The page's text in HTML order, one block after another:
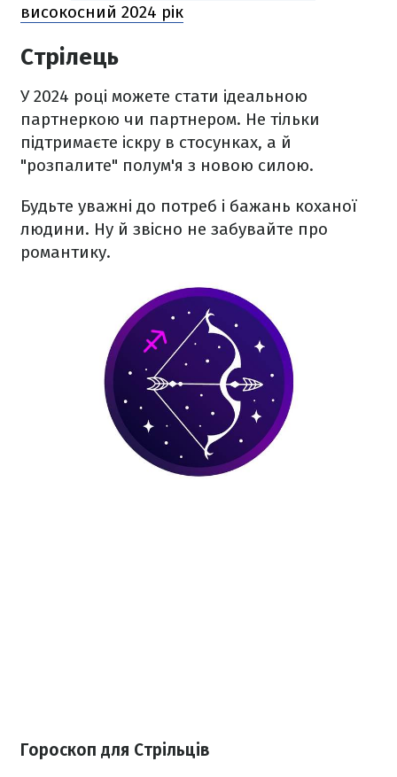
високосний 2024 рік
Стрілець
У 2024 році можете стати ідеальною
партнеркою чи партнером. Не тільки
підтримаєте іскру в стосунках, а й
"розпалите" полум'я з новою силою.
Будьте уважні до потреб і бажань коханої
людини. Ну й звісно не забувайте про
романтику.
Гороскоп для Стрільців